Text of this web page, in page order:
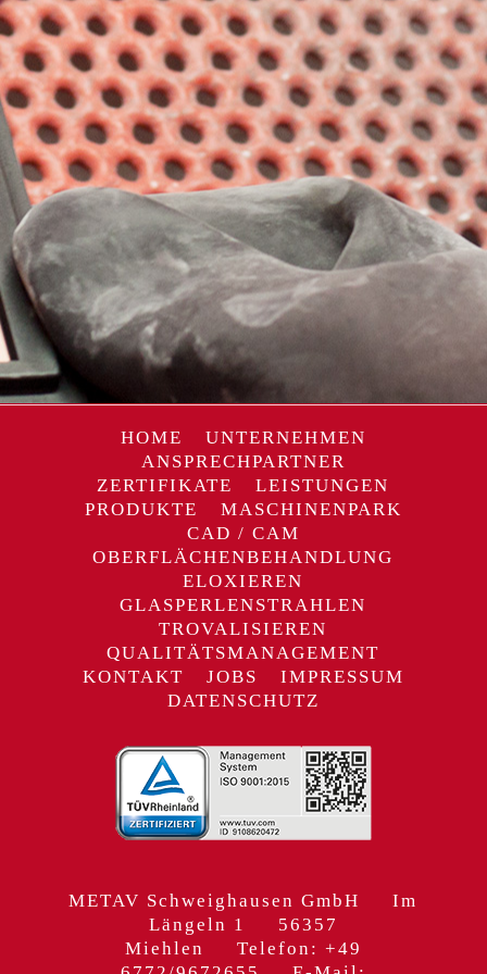
HOME
UNTERNEHMEN
ANSPRECHPARTNER
ZERTIFIKATE
LEISTUNGEN
PRODUKTE
MASCHINENPARK
CAD / CAM
OBERFLÄCHENBEHANDLUNG
ELOXIEREN
GLASPERLENSTRAHLEN
TROVALISIEREN
QUALITÄTSMANAGEMENT
KONTAKT
JOBS
IMPRESSUM
DATENSCHUTZ
METAV Schweighausen GmbH Im
Längeln 1 56357
Miehlen Telefon: +49